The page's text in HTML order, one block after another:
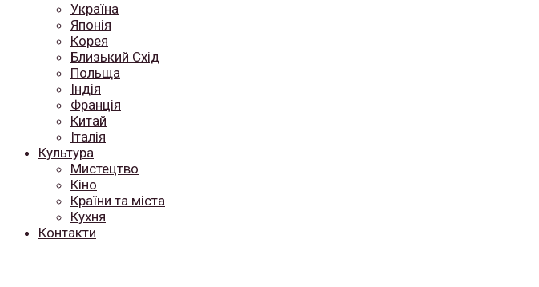
Україна
Японія
Корея
Близький Схід
Польща
Індія
Франція
Китай
Італія
Культура
Мистецтво
Кіно
Країни та міста
Кухня
Контакти